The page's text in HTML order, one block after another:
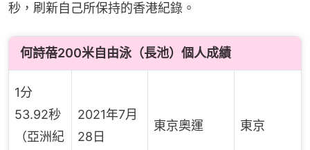
秒，刷新自己所保持的香港紀錄。
何詩蓓200米自由泳（長池）個人成績
1分
53.92秒
（亞洲紀
2021年7月
28日
東京奧運 東京